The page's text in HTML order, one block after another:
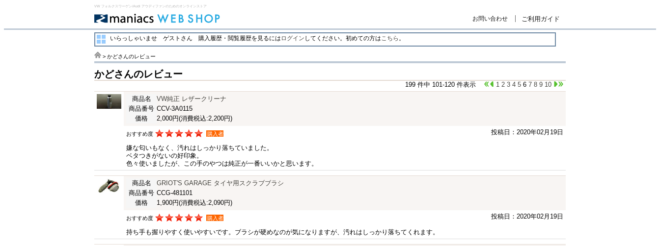
VW フォルクスワーゲン/Audi アウディファンのためのオンラインストア
お問い合わせ ご利用ガイド
いらっしゃいませ ゲストさん 購入履歴・閲覧履歴を見るには ログイン してください。初めての方はこちら 。
> かどさんのレビュー
かどさんのレビュー
199 件中 101-120 件表示 1 2 3 4 5 6 7 8 9 10
商品名
VW純正 レザークリーナ
商品番号 CCV-3A0115
価格
2,000円(消費税込:2,200円)
投稿日：2020年02月19日
おすすめ度 購入者
嫌な匂いもなく、汚れはしっかり落ちていました。
ベタつきがないの好印象。
色々使いましたが、この手のやつは純正が一番いいかと思います。
商品名
GRIOT'S GARAGE タイヤ用スクラブブラシ
商品番号 CCG-481101
価格
1,900円(消費税込:2,090円)
投稿日：2020年02月19日
おすすめ度 購入者
持ち手も握りやすく使いやすいです。ブラシが硬めなのが気になりますが、汚れはしっかり落ちてくれます。